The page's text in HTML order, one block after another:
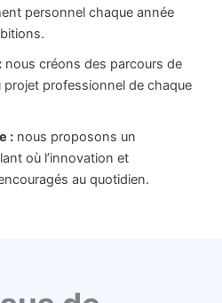
personnel chaque année
nous créons des parcours de
professionnel de chaque
: nous proposons un
où l’innovation et
au quotidien.